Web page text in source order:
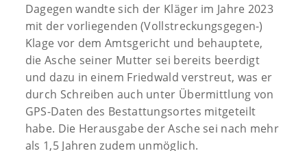
Dagegen wandte sich der Kläger im Jahre 2023
mit der vorliegenden (Vollstreckungsgegen-)
Klage vor dem Amtsgericht und behauptete,
die Asche seiner Mutter sei bereits beerdigt
und dazu in einem Friedwald verstreut, was er
durch Schreiben auch unter Übermittlung von
GPS-Daten des Bestattungsortes mitgeteilt
habe. Die Herausgabe der Asche sei nach mehr
als 1,5 Jahren zudem unmöglich.